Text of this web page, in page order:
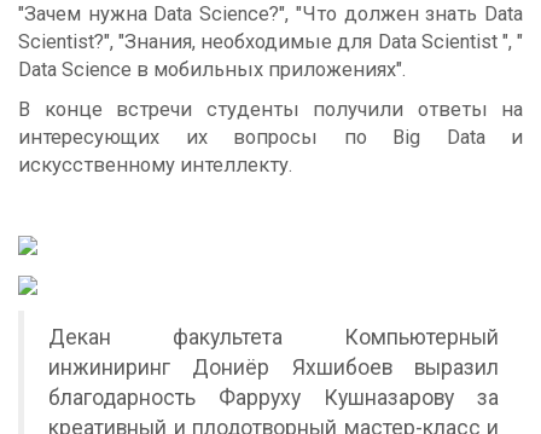
"Зачем нужна Data Science?", "Что должен знать Data
Scientist?", "Знания, необходимые для Data Scientist ", "
Data Science в мобильных приложениях".
В конце встречи студенты получили ответы на
интересующих их вопросы по Big Data и
искусственному интеллекту.
Декан факультета Компьютерный
инжиниринг Дониёр Яхшибоев выразил
благодарность Фарруху Кушназарову за
креативный и плодотворный мастер-класс и